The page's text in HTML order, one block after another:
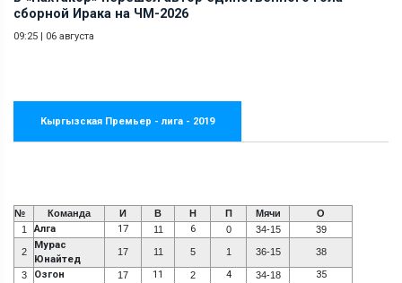
сборной Ирака на ЧМ-2026
09:25 | 06 августа
Кыргызская Премьер - лига - 2019
№ Команда И В Н П Мячи
О
1
Алга 17 11 6 0 34-15 39
2
Мурас
Юнайтед
17 11 5 1 36-15 38
3 Озгон 17 11 2 4 34-18 35